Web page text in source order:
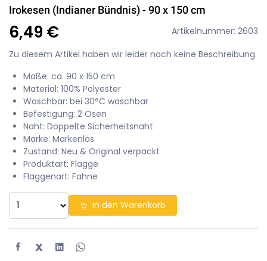
Irokesen (Indianer Bündnis) - 90 x 150 cm
6,49 €
Artikelnummer: 2603
Zu diesem Artikel haben wir leider noch keine Beschreibung.
Maße: ca. 90 x 150 cm
Material: 100% Polyester
Waschbar: bei 30°C waschbar
Befestigung: 2 Ösen
Naht: Doppelte Sicherheitsnaht
Marke: Markenlos
Zustand: Neu & Original verpackt
Produktart: Flagge
Flaggenart: Fahne
In den Warenkorb
X